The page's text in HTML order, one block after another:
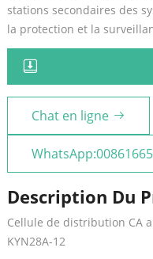
stations secondaires des
la protection et la
Chat en ligne
Description Du
Cellule de distribution CA
KYN28A-12